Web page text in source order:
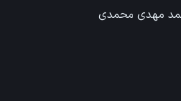
مهدی محمدی